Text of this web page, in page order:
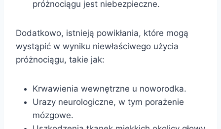
próżnociągu jest niebezpieczne.
Dodatkowo, istnieją powikłania, które mogą
wystąpić w wyniku niewłaściwego użycia
próżnociągu, takie jak:
Krwawienia wewnętrzne u noworodka.
Urazy neurologiczne, w tym porażenie
mózgowe.